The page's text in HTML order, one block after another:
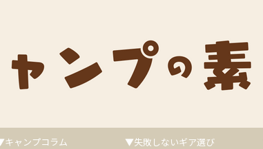
ャンプコラム ▼失敗しないギア選び